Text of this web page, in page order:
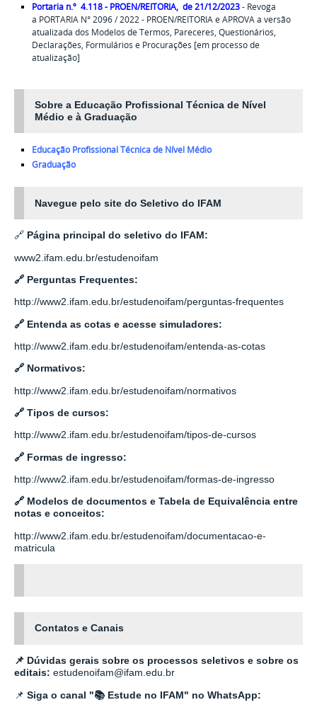
Portaria n.º 4.118 - PROEN/REITORIA, de 21/12/2023-Revoga
a PORTARIA N° 2096 / 2022 - PROEN/REITORIA e APROVA a versão
atualizada dos Modelos de Termos, Pareceres, Questionários,
Declarações, Formulários e Procurações [em processo de
atualização]
Sobre a Educação Profissional Técnica de Nível
Médio e à Graduação
Educação Profissional Técnica de Nível Médio
Graduação
Navegue pelo site do Seletivo do IFAM
🔗 Página principal do seletivo do IFAM:
www2.ifam.edu.br/estudenoifam
🔗 Perguntas Frequentes:
http://www2.ifam.edu.br/estudenoifam/perguntas-frequentes
🔗 Entenda as cotas e acesse simuladores:
http://www2.ifam.edu.br/estudenoifam/entenda-as-cotas
🔗 Normativos:
http://www2.ifam.edu.br/estudenoifam/normativos
🔗 Tipos de cursos:
http://www2.ifam.edu.br/estudenoifam/tipos-de-cursos
🔗 Formas de ingresso:
http://www2.ifam.edu.br/estudenoifam/formas-de-ingresso
🔗 Modelos de documentos e Tabela de Equivalência entre
notas e conceitos:
http://www2.ifam.edu.br/estudenoifam/documentacao-e-
matricula
Contatos e Canais
📌 Dúvidas gerais sobre os processos seletivos e sobre os
editais: estudenoifam@ifam.edu.br
📌 Siga o canal "📚 Estude no IFAM" no WhatsApp: